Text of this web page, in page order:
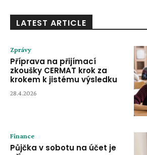
LATEST ARTICLE
Zprávy
Příprava na přijímací
zkoušky CERMAT krok za
krokem k jistému výsledku
28.4.2026
Finance
Půjčka v sobotu na účet je